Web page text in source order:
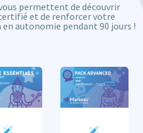
permettent de découvrir
et de renforcer votre
autonomie pendant 90 jours !